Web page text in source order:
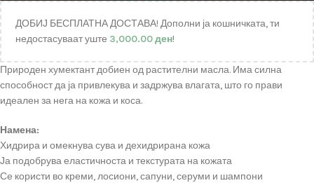
ДОБИЈ БЕСПЛАТНА ДОСТАВА! Дополни ја кошничката, ти
недостасуваат уште 3,000.00ден!
Природен хумектант добиен од растителни масла. Има силна
способност да ја привлекува и задржува влагата, што го прави
идеален за нега на кожа и коса.
Намена:
Хидрира и омекнува сува и дехидрирана кожа
Ја подобрува еластичноста и текстурата на кожата
Се користи во креми, лосиони, сапуни, серуми и шампони